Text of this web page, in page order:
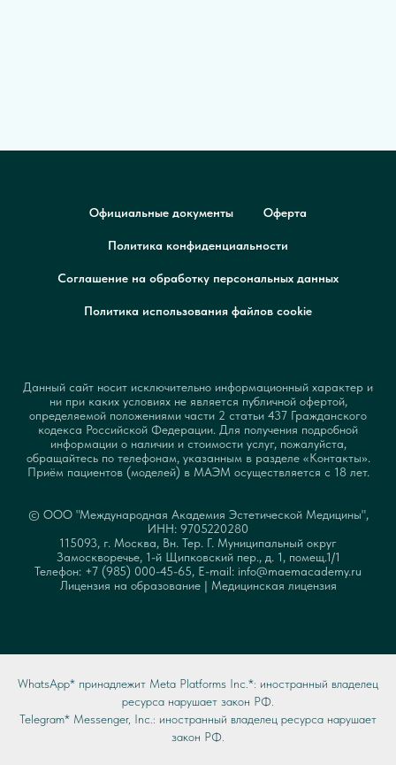
Официальные документы Оферта
Политика конфиденциальности
Соглашение на обработку персональных данных
Политика использования файлов cookie
Данный сайт носит исключительно информационный характер и
ни при каких условиях не является публичной офертой,
определяемой положениями части 2 статьи 437 Гражданского
кодекса Российской Федерации. Для получения подробной
информации о наличии и стоимости услуг, пожалуйста,
обращайтесь по телефонам, указанным в разделе «Контакты».
Приём пациентов (моделей) в МАЭМ осуществляется с 18 лет.
© ООО "Международная Академия Эстетической Медицины",
ИНН: 9705220280
115093, г. Москва, Вн. Тер. Г. Муниципальный округ
Замоскворечье, 1-й Щипковский пер., д. 1, помещ.1/1
Телефон: +7 (985) 000-45-65, E-mail: info@maemacademy.ru
Лицензия на образование| Медицинская лицензия
WhatsApp* принадлежит Meta Platforms Inc.*: иностранный владелец
ресурса нарушает закон РФ.
Telegram* Messenger, Inc.: иностранный владелец ресурса нарушает
закон РФ.